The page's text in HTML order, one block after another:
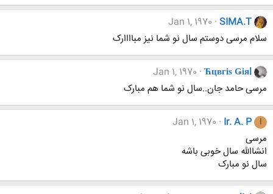
SIMA.T
Jan 1, 1970
سلام مرسی دوستم سال نو شما نیز مباااارک
Ћцвгіѕ Ǥіяl
Jan 1, 1970
مرسی حامد جان..سال نو شما هم مبارک
I
Ir. A. P
Jan 1, 1970
مرسی
انشاالله سال خوبی باشه
سال نو مبارک